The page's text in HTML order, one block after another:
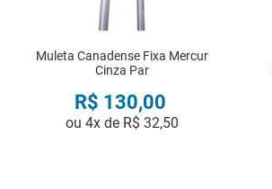
Muleta Canadense Fixa Mercur
Cinza Par
R$ 130,00
ou4x de R$ 32,50